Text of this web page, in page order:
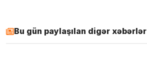
Bu gün paylaşılan digər xəbərlər